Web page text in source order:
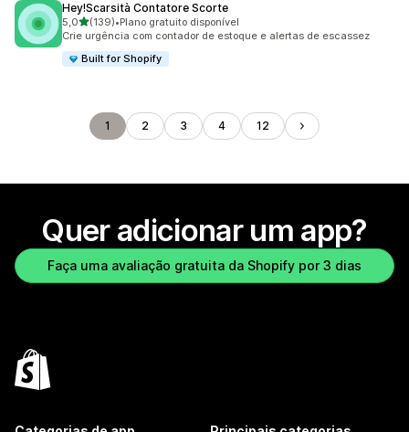
Hey!Scarsità Contatore Scorte
5,0de 5 estrelas
(139)
139 avaliações ao todo
•Plano gratuito disponível
Crie urgência com contador de estoque e alertas de escassez
Built for Shopify
1 2 3 4 12
Quer adicionar um app?
Faça uma avaliação gratuita da Shopify por 3 dias